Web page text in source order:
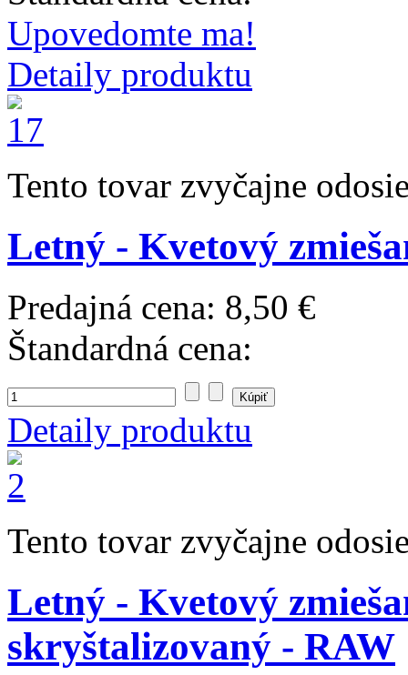
Upovedomte ma!
Detaily produktu
Tento tovar zvyčajne
Letný - Kvetový
Predajná cena: 8,50 €
Štandardná cena:
Detaily produktu
Tento tovar zvyčajne
Letný - Kvetový
skryštalizovaný - RAW